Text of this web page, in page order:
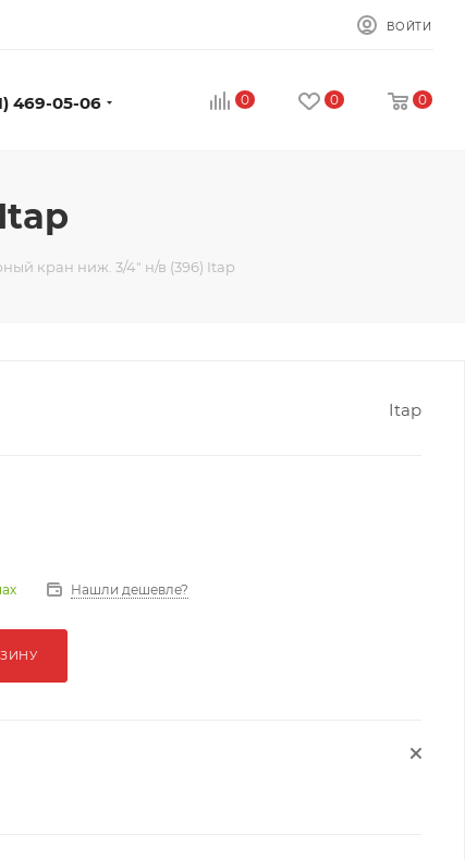
ВОЙТИ
469-05-06 0 0 0
кран ниж. 3/4" н/в (396) Itap
Itap
Нашли дешевле?